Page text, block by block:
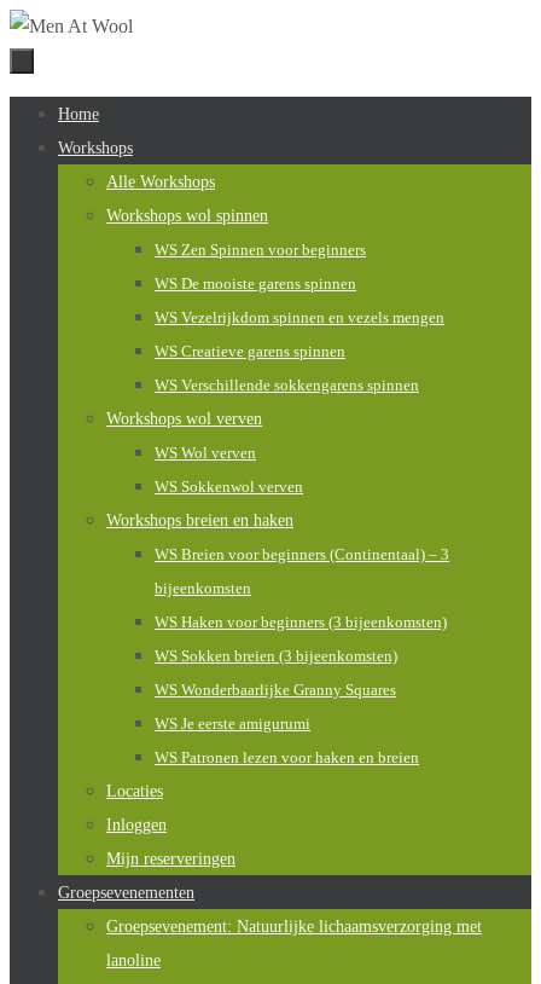
Naar
inhoud
springen
Naar
Home
Workshops
Alle Workshops
Workshops wol spinnen
WS Zen Spinnen voor beginners
WS De mooiste garens spinnen
WS Vezelrijkdom spinnen en vezels mengen
WS Creatieve garens spinnen
WS Verschillende sokkengarens spinnen
Workshops wol verven
WS Wol verven
WS Sokkenwol verven
Workshops breien en haken
WS Breien voor beginners (Continentaal) – 3
bijeenkomsten
WS Haken voor beginners (3 bijeenkomsten)
WS Sokken breien (3 bijeenkomsten)
WS Wonderbaarlijke Granny Squares
WS Je eerste amigurumi
WS Patronen lezen voor haken en breien
Locaties
Inloggen
Mijn reserveringen
Groepsevenementen
Groepsevenement: Natuurlijke lichaamsverzorging met
lanoline